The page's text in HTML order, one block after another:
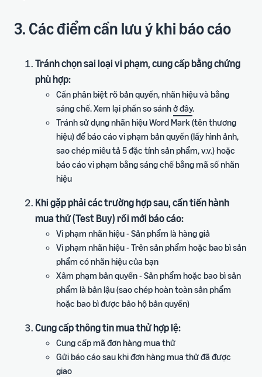
3. Các điểm cần lưu ý khi báo cáo
Tránh chọn sai loại vi phạm, cung cấp bằng chứng
phù hợp:
Cần phân biệt rõ bản quyền, nhãn hiệu và bằng
sáng chế. Xem lại phần so sánhở đây.
Tránh sử dụng nhãn hiệu Word Mark (tên thương
hiệu) để báo cáo vi phạm bản quyền (lấy hình ảnh,
sao chép miêu tả 5 đặc tính sản phẩm, v.v.) hoặc
báo cáo vi phạm bằng sáng chế bằng mã số nhãn
hiệu
Khi gặp phải các trường hợp sau, cần tiến hành
mua thử (Test Buy) rồi mới báo cáo:
Vi phạm nhãn hiệu - Sản phẩm là hàng giả
Vi phạm nhãn hiệu - Trên sản phẩm hoặc bao bì sản
phẩm có nhãn hiệu của bạn
Xâm phạm bản quyền - Sản phẩm hoặc bao bì sản
phẩm là bản lậu (sao chép hoàn toàn sản phẩm
hoặc bao bì được bảo hộ bản quyền)
Cung cấp thông tin mua thử hợp lệ:
Cung cấp mã đơn hàng mua thử
Gửi báo cáo sau khi đơn hàng mua thử đã được
giao